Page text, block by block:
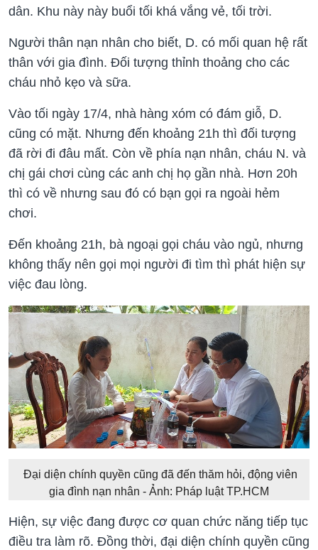
dân. Khu này này buổi tối khá vắng vẻ, tối trời.
Người thân nạn nhân cho biết, D. có mối quan hệ rất
thân với gia đình. Đối tượng thỉnh thoảng cho các
cháu nhỏ kẹo và sữa.
Vào tối ngày 17/4, nhà hàng xóm có đám giỗ, D.
cũng có mặt. Nhưng đến khoảng 21h thì đối tượng
đã rời đi đâu mất. Còn về phía nạn nhân, cháu N. và
chị gái chơi cùng các anh chị họ gần nhà. Hơn 20h
thì có về nhưng sau đó có bạn gọi ra ngoài hẻm
chơi.
Đến khoảng 21h, bà ngoại gọi cháu vào ngủ, nhưng
không thấy nên gọi mọi người đi tìm thì phát hiện sự
việc đau lòng.
Đại diện chính quyền cũng đã đến thăm hỏi, động viên
gia đình nạn nhân - Ảnh: Pháp luật TP.HCM
Hiện, sự việc đang được cơ quan chức năng tiếp tục
điều tra làm rõ. Đồng thời, đại diện chính quyền cũng